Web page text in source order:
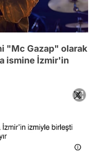
"Mc Gazap" olarak
ismine İzmir'in